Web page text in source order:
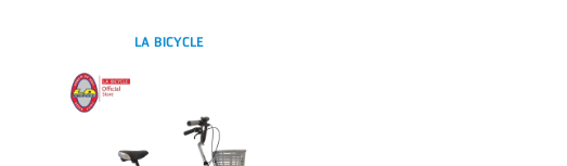
LA BICYCLE